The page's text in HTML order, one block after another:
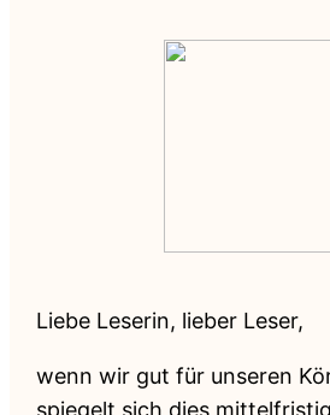
Liebe Leserin, lieber Leser,
wenn wir gut für unseren
spiegelt sich dies